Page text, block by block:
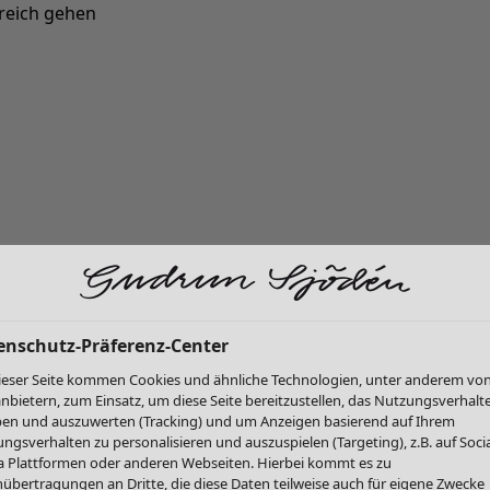
gehen
Präferenz-Center
Seite kommen Cookies und ähnliche Technologien, unter anderem von
zum Einsatz, um diese Seite bereitzustellen, das
und auszuwerten (Tracking) und um Anzeigen basierend auf Ihrem
zu personalisieren und auszuspielen (Targeting), z.B. auf
Plattformen oder anderen Webseiten. Hierbei kommt es zu
an Dritte, die diese Daten teilweise auch für eigene Zwecke